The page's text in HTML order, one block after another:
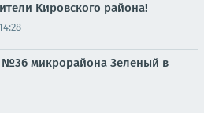
Кировского района!
№36 микрорайона Зеленый в